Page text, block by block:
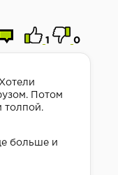
1 0
Потом
толпой.
больше и